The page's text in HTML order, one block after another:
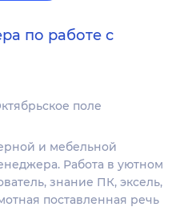
по работе с
поле
и мебельной
Работа в уютном
знание ПК, эксель,
поставленная речь